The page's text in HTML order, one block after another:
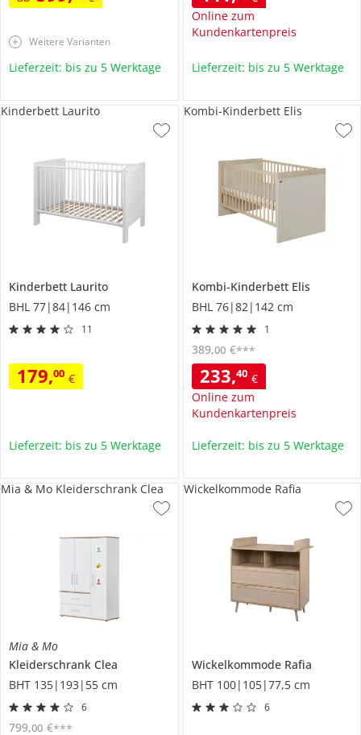
Weitere Varianten
Lieferzeit: bis zu 5 Werktage
Online zum
Kundenkartenpreis
Lieferzeit: bis zu 5 Werktage
Kinderbett Laurito
BHL 77|84|146 cm
11
179,00 €
Kinderbett Laurito
Lieferzeit: bis zu 5 Werktage
Kombi-Kinderbett Elis
BHL 76|82|142 cm
1
233,40 €
Online zum
Kundenkartenpreis
389,00 €***
Kombi-Kinderbett Elis
Lieferzeit: bis zu 5 Werktage
Mia & Mo
Kleiderschrank Clea
BHT 135|193|55 cm
6
799,00 €***
Mia & Mo Kleiderschrank Clea
Wickelkommode Rafia
BHT 100|105|77,5 cm
6
Wickelkommode Rafia